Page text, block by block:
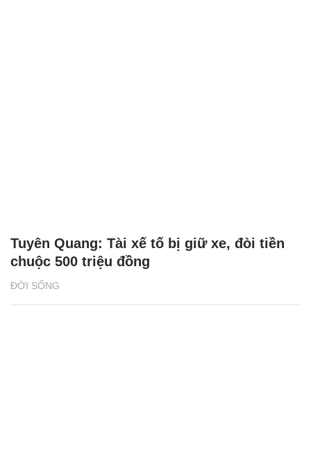
ĐỜI SỐNG
Tuyên Quang: Tài xế tố bị giữ xe, đòi tiền
chuộc 500 triệu đồng